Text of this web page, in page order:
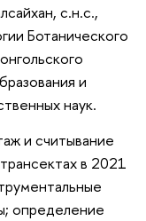
с.н.с.,
Ботанического
и
наук.
и считывание
в 2021
определение